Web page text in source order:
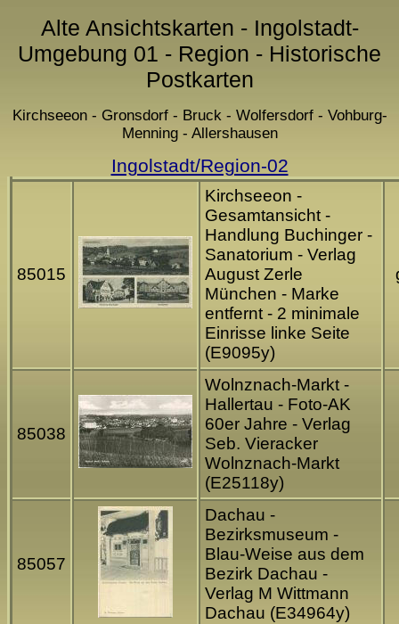
Alte Ansichtskarten - Ingolstadt-
Umgebung 01 - Region - Historische
Postkarten
Kirchseeon - Gronsdorf - Bruck - Wolfersdorf - Vohburg-
Menning - Allershausen
Ingolstadt/Region-02
85015
Kirchseeon -
Gesamtansicht -
Handlung Buchinger -
Sanatorium - Verlag
August Zerle
München - Marke
entfernt - 2 minimale
Einrisse linke Seite
(E9095y)
85038
Wolnznach-Markt -
Hallertau - Foto-AK
60er Jahre - Verlag
Seb. Vieracker
Wolnznach-Markt
(E25118y)
85057
Dachau -
Bezirksmuseum -
Blau-Weise aus dem
Bezirk Dachau -
Verlag M Wittmann
Dachau (E34964y)